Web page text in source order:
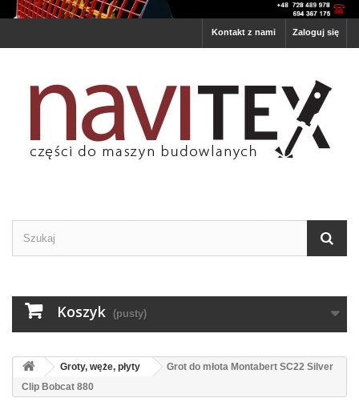
Zaloguj się
Kontakt z nami
Koszyk (pusty)
Groty, węże, płyty
Grot do młota Montabert SC22 Silver
Clip Bobcat 880